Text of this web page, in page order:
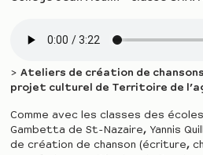
> Ateliers de création de chansons
projet culturel de Territoire de
Comme avec les classes des
Gambetta de St-Nazaire, Yannis
de création de chanson (écriture,